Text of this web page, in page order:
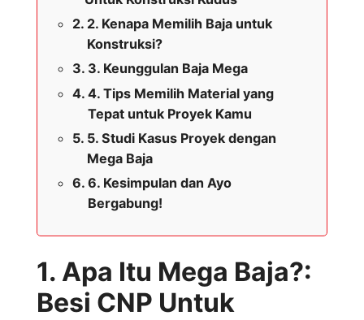
2. Kenapa Memilih Baja untuk
Konstruksi?
3. Keunggulan Baja Mega
4. Tips Memilih Material yang
Tepat untuk Proyek Kamu
5. Studi Kasus Proyek dengan
Mega Baja
6. Kesimpulan dan Ayo
Bergabung!
1. Apa Itu Mega Baja?:
Besi CNP Untuk